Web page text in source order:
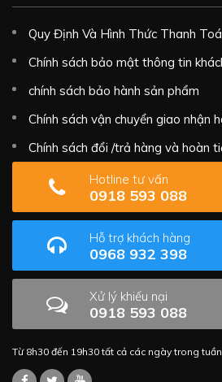
Quy Định Và Hình Thức Thanh
Chính sách bảo mật thông tin
chính sách bảo hành sản phẩm
Chính sách vận chuyển giao nhận
Chính sách đổi /trả hàng và hoàn
Hotline tư vấn
0918 593 088
Hỗ trợ khách hàng
0968 932 398
Xử lý khiếu nại
0918 593 088
Từ 8h30 đến 19h30 tất cả các ngày trong tuần